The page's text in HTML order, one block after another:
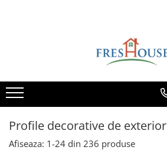
Profile decorative de exterior
Ancadramente Fereastra
Solbancuri Fereastra
Cornișe de exterior
Profile decorative de exterior
Afiseaza: 1-24 din 236 produse